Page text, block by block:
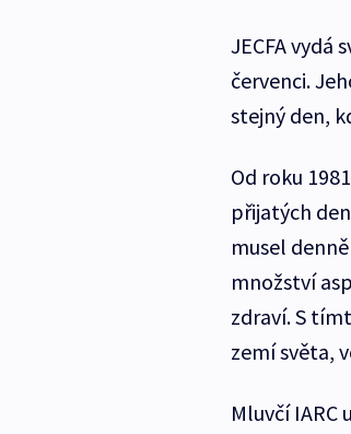
JECFA
červenci.
stejný den,
Od roku
přijatých
musel
množství
zdraví. S
zemí světa,
Mluvčí IARC